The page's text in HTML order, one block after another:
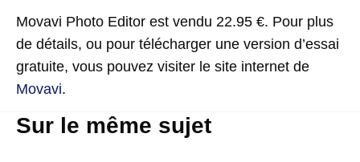
Movavi Photo Editor est vendu 22.95 €. Pour plus
de détails, ou pour télécharger une version d’essai
gratuite, vous pouvez visiter le site internet de
Movavi.
Sur le même sujet